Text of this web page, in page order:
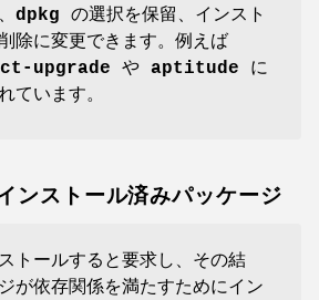
dpkg の選択を保留、インスト
除に変更できます。例えば
upgrade や aptitude に
ています。
ンストール済みパッケージ
トールすると要求し、その結
が依存関係を満たすためにイン